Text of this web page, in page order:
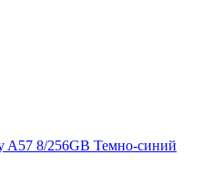
A57 8/256GB Темно-синий